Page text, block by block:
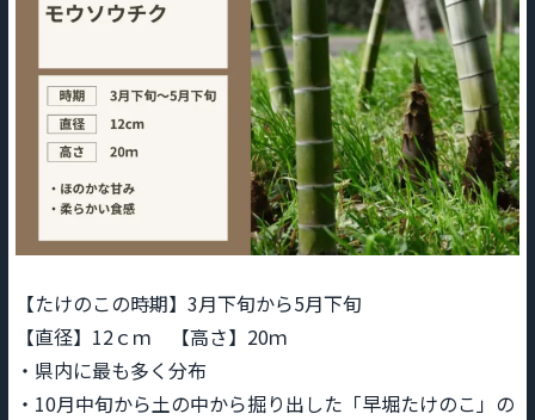
【たけのこの時期】3月下旬から5月下旬
【直径】12ｃｍ 【高さ】20ｍ
・県内に最も多く分布
・10月中旬から土の中から掘り出した「早堀たけのこ」の